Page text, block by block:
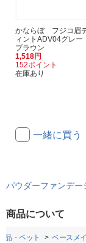
かならぼ フジコ眉
ィントADV04グレー
ブラウン
1,518円
152ポイント
在庫あり
一緒に買う
パウダーファンデ
商品について
品・ペット ベースメ